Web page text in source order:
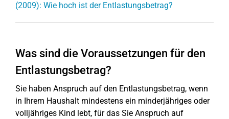
(2009): Wie hoch ist der Entlastungsbetrag?
Was sind die Voraussetzungen für den
Entlastungsbetrag?
Sie haben Anspruch auf den Entlastungsbetrag, wenn
in Ihrem Haushalt mindestens ein minderjähriges oder
volljähriges Kind lebt, für das Sie Anspruch auf